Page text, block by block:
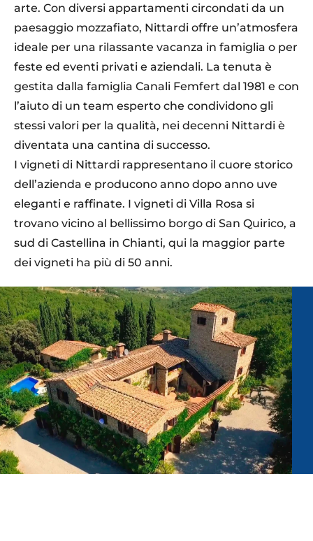
arte. Con diversi appartamenti circondati da un
paesaggio mozzafiato, Nittardi offre un’atmosfera
ideale per una rilassante vacanza in famiglia o per
feste ed eventi privati e aziendali. La tenuta è
gestita dalla famiglia Canali Femfert dal 1981 e con
l’aiuto di un team esperto che condividono gli
stessi valori per la qualità, nei decenni Nittardi è
diventata una cantina di successo.
I vigneti di Nittardi rappresentano il cuore storico
dell’azienda e producono anno dopo anno uve
eleganti e raffinate. I vigneti di Villa Rosa si
trovano vicino al bellissimo borgo di San Quirico, a
sud di Castellina in Chianti, qui la maggior parte
dei vigneti ha più di 50 anni.